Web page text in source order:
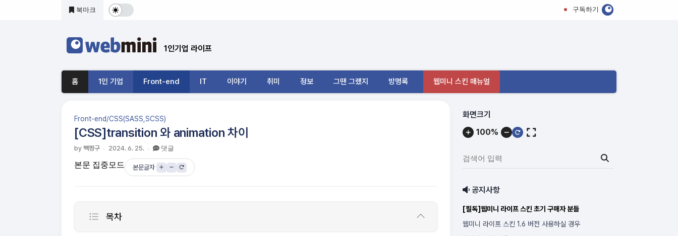
북마크 다
및
기
전
구독하기
1인기업 라이프
홈 1인 기업 Front-end IT 이야기 취미 정보 그땐 그랬지 방명록 웹미니 스킨 매뉴얼
Front-end/CSS(SASS,SCSS)
[CSS]transition 와 animation 차이
by 빽짱구 2024. 6. 25. 댓글
본문 집중모드 본문글자
목차
메
내
화면크기
100%
검
색
입
력:
공지사항
[필독]웹미니 라이프 스킨 초기 구매자 분들
웹미니 라이프 스킨 1.6 버전 사용하실 경우